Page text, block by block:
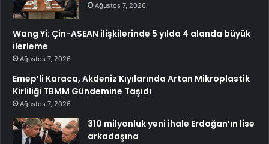
Ağustos 7, 2026
Wang Yi: Çin-ASEAN ilişkilerinde 5 yılda 4 alanda büyük
ilerleme
Ağustos 7, 2026
Emep’li Karaca, Akdeniz Kıyılarında Artan Mikroplastik
Kirliliği TBMM Gündemine Taşıdı
Ağustos 7, 2026
310 milyonluk yeni ihale Erdoğan’ın lise
arkadaşına